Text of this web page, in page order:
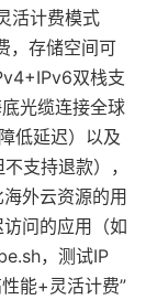
活计费模式
，存储空间可
双栈支
光缆连接全球
低延迟）以及
支持退款），
外云资源的用
问的应用（如
，测试IP
能+灵活计费”